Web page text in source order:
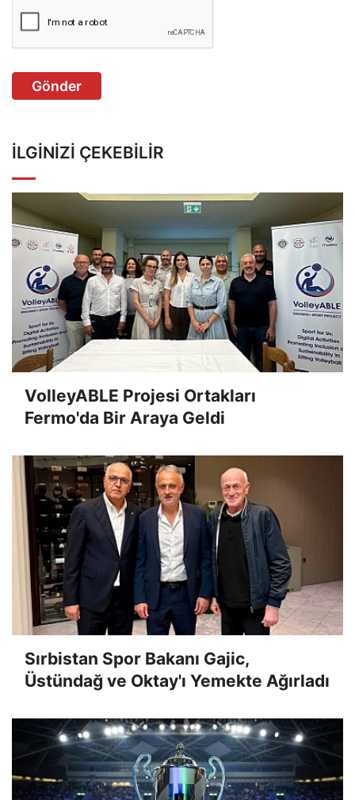
Gönder
İLGINIZI ÇEKEBILIR
VolleyABLE Projesi Ortakları
Fermo'da Bir Araya Geldi
Sırbistan Spor Bakanı Gajic,
Üstündağ ve Oktay'ı Yemekte Ağırladı